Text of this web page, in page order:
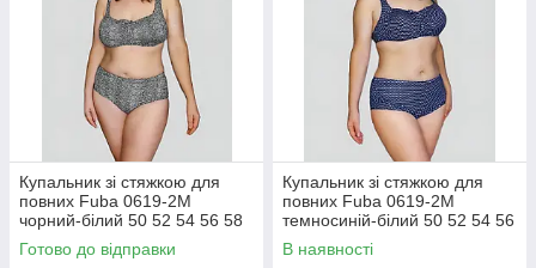
Купальник зі стяжкою для
повних Fuba 0619-2M
чорний-білий 50 52 54 56 58
розмір
Готово до відправки
Купальник зі стяжкою для
повних Fuba 0619-2M
темносиній-білий 50 52 54 56
58 розмір
В наявності